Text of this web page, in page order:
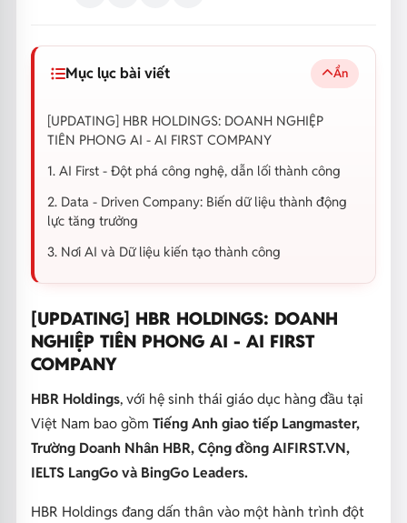
Mục lục bài viết Ẩn
[UPDATING] HBR HOLDINGS: DOANH NGHIỆP
TIÊN PHONG AI - AI FIRST COMPANY
1. AI First - Đột phá công nghệ, dẫn lối thành công
2. Data - Driven Company: Biến dữ liệu thành động
lực tăng trưởng
3. Nơi AI và Dữ liệu kiến tạo thành công
[UPDATING] HBR HOLDINGS: DOANH
NGHIỆP TIÊN PHONG AI - AI FIRST
COMPANY
HBR Holdings, với hệ sinh thái giáo dục hàng đầu tại
Việt Nam bao gồm Tiếng Anh giao tiếp Langmaster,
Trường Doanh Nhân HBR, Cộng đồng AIFIRST.VN,
IELTS LangGo và BingGo Leaders.
HBR Holdings đang dấn thân vào một hành trình đột